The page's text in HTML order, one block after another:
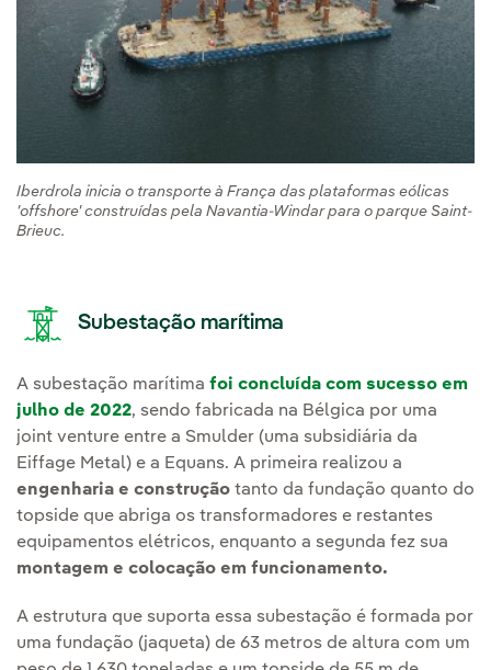
Iberdrola inicia o transporte à França das plataformas eólicas
'offshore' construídas pela Navantia-Windar para o parque Saint-
Brieuc.
Subestação marítima
A subestação marítima foi concluída com sucesso em
julho de 2022, sendo fabricada na Bélgica por uma
joint venture entre a Smulder (uma subsidiária da
Eiffage Metal) e a Equans. A primeira realizou a
engenharia e construção tanto da fundação quanto do
topside que abriga os transformadores e restantes
equipamentos elétricos, enquanto a segunda fez sua
montagem e colocação em funcionamento.
A estrutura que suporta essa subestação é formada por
uma fundação (jaqueta) de 63 metros de altura com um